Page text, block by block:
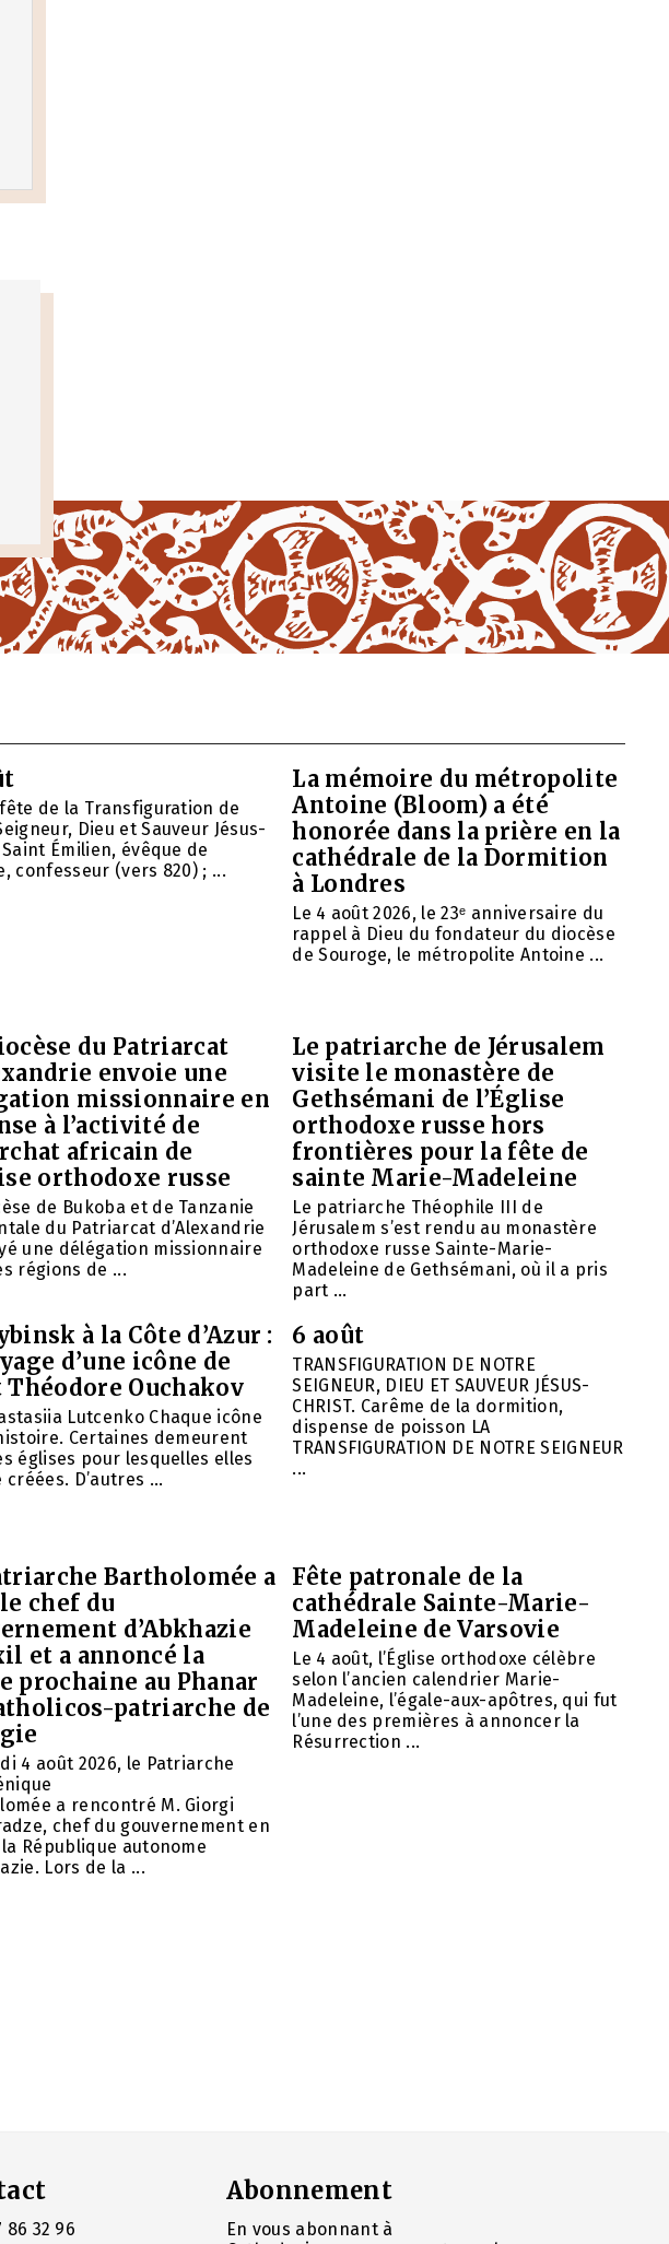
de la Transfiguration de
Dieu et Sauveur Jésus-
Émilien, évêque de
confesseur (vers 820) ; ...
La mémoire du métropolite
Antoine (Bloom) a été
honorée dans la prière en la
cathédrale de la Dormition
à Londres
Le 4 août 2026, le 23ᵉ anniversaire du
rappel à Dieu du fondateur du diocèse
de Souroge, le métropolite Antoine ...
du Patriarcat
envoie une
missionnaire en
à l’activité de
africain de
orthodoxe russe
de Bukoba et de Tanzanie
du Patriarcat d’Alexandrie
une délégation missionnaire
régions de ...
Le patriarche de Jérusalem
visite le monastère de
Gethsémani de l’Église
orthodoxe russe hors
frontières pour la fête de
sainte Marie-Madeleine
Le patriarche Théophile III de
Jérusalem s’est rendu au monastère
orthodoxe russe Sainte-Marie-
Madeleine de Gethsémani, où il a pris
part ...
à la Côte d’Azur :
d’une icône de
Théodore Ouchakov
Lutcenko Chaque icône
Certaines demeurent
églises pour lesquelles elles
D’autres ...
6 août
TRANSFIGURATION DE NOTRE
SEIGNEUR, DIEU ET SAUVEUR JÉSUS-
CHRIST. Carême de la dormition,
dispense de poisson LA
TRANSFIGURATION DE NOTRE SEIGNEUR
...
Bartholomée a
chef du
d’Abkhazie
et a annoncé la
prochaine au Phanar
patriarche de
4 août 2026, le Patriarche
a rencontré M. Giorgi
chef du gouvernement en
République autonome
Lors de la ...
Fête patronale de la
cathédrale Sainte-Marie-
Madeleine de Varsovie
Le 4 août, l’Église orthodoxe célèbre
selon l’ancien calendrier Marie-
Madeleine, l’égale-aux-apôtres, qui fut
l’une des premières à annoncer la
Résurrection ...
86 32 96
Abonnement
En vous abonnant à